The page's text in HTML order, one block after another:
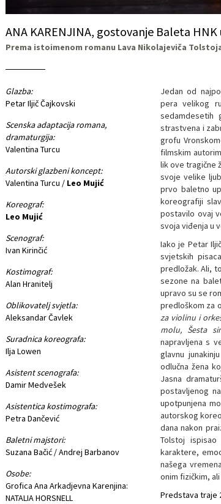
ANA KARENJINA, gostovanje Baleta HNK
Prema istoimenom romanu Lava Nikolajeviča
Glazba:
Petar Iljič Čajkovski
Scenska adaptacija romana,
dramaturgija:
Valentina Turcu
Autorski glazbeni koncept:
Valentina Turcu / Leo Mujić
Koreograf:
Leo Mujić
Scenograf:
Ivan Kirinčić
Kostimograf:
Alan Hranitelj
Oblikovatelj svjetla:
Aleksandar Čavlek
Suradnica koreografa:
Ilja Lowen
Asistent scenografa:
Damir Medvešek
Asistentica kostimografa:
Petra Dančević
Baletni majstori:
Suzana Bačić / Andrej Barbanov
Osobe:
Grofica Ana Arkadjevna Karenjina:
NATALIA HORSNELL
Jedan od
pera velikog
sedamdesetih
strastvena i
grofu
filmskim
lik ove tragične
svoje velike
prvo baletno
koreografiji
postavilo ovaj
svoja viđenja u
Iako je Petar
svjetskih
predložak. Ali,
sezone na
upravo su se
predloškom za
za violinu i
molu, Šesta
napravljena s
glavnu
odlučna žena
Jasna
postavljenog
upotpunjena
autorskog
dana nakon
Tolstoj
karaktere,
našega
onim fizičkim,
Predstava traje